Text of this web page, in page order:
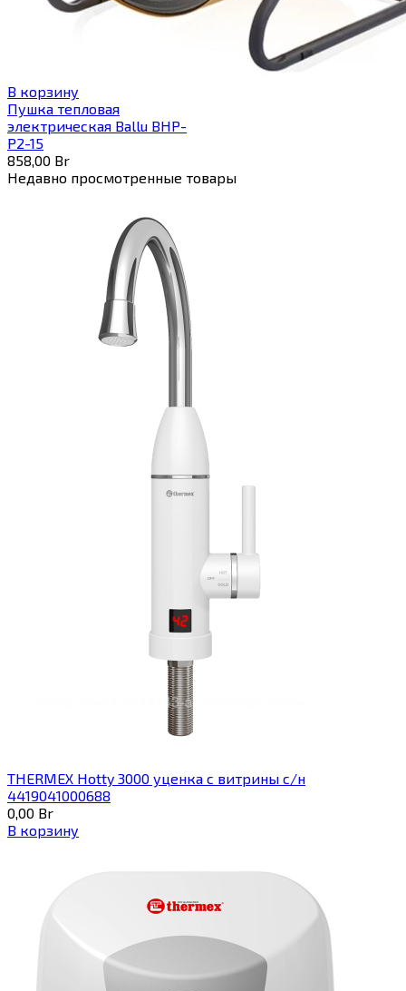
В корзину
Пушка тепловая
электрическая Ballu BHP-
P2-15
858,00 Br
Недавно просмотренные товары
THERMEX Hotty 3000 уценка с витрины с/н
4419041000688
0,00 Br
В корзину